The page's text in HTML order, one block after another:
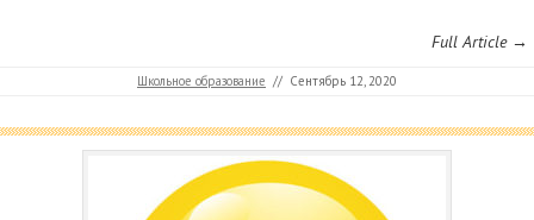
Full Article →
Школьное образование // Сентябрь 12, 2020